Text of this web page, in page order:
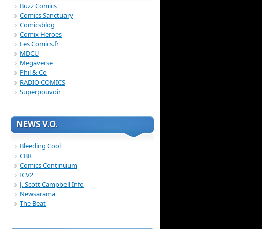
Buzz Comics
Comics Sanctuary
Comicsblog
Comix Heroes
Les Comics.fr
MDCU
Megaverse
Phil & Co
RADIO COMICS
Superpouvoir
NEWS V.O.
Bleeding Cool
CBR
Comics Continuum
ICV2
J. Scott Campbell Info
Newsarama
The Beat